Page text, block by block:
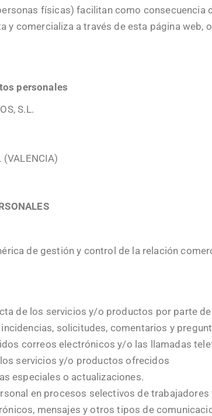
físicas) facilitan como consecuencia
comercializa a través de esta página web,
personales
S.L.
(VALENCIA)
de gestión y control de la relación
de los servicios y/o productos por parte
solicitudes, comentarios y
correos electrónicos y/o las llamadas
servicios y/o productos ofrecidos
especiales o actualizaciones.
en procesos selectivos de
mensajes y otros tipos de